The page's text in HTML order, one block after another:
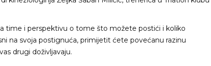
time i perspektivu o tome što možete postići i koliko
na svoja postignuća, primijetit ćete povećanu razinu
drugi doživljavaju.